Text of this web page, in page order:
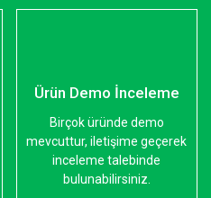
Ürün Demo İnceleme
Birçok üründe demo
mevcuttur, iletişime geçerek
inceleme talebinde
bulunabilirsiniz.